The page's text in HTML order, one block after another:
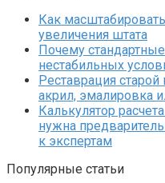
Как
увеличения штата
Почему
нестабильных
Реставрация
акрил, эмалировка
Калькулятор
нужна
к экспертам
Популярные статьи